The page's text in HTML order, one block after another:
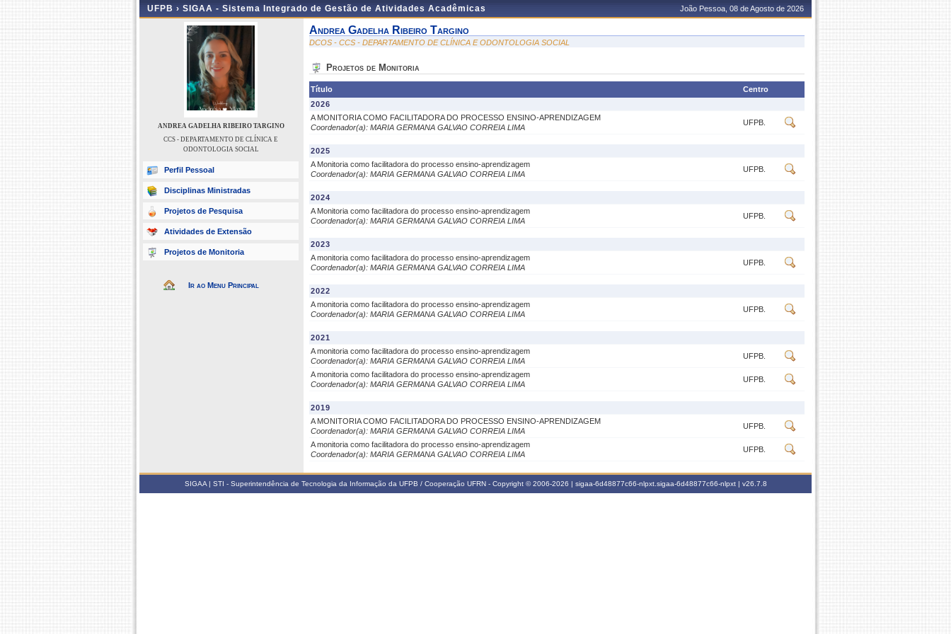
UFPB › SIGAA - Sistema Integrado de Gestão de Atividades Acadêmicas João Pessoa, 08 de Agosto de 2026
ANDREA GADELHA RIBEIRO TARGINO
CCS - DEPARTAMENTO DE CLÍNICA E
ODONTOLOGIA SOCIAL
Perfil Pessoal
Disciplinas Ministradas
Projetos de Pesquisa
Atividades de Extensão
Projetos de Monitoria
Ir ao Menu Principal
Andrea Gadelha Ribeiro Targino
DCOS - CCS - DEPARTAMENTO DE CLÍNICA E ODONTOLOGIA SOCIAL
Projetos de Monitoria
Título
Centro
2026
A MONITORIA COMO FACILITADORA DO PROCESSO ENSINO-APRENDIZAGEM
Coordenador(a): MARIA GERMANA GALVAO CORREIA LIMA
UFPB.
2025
A Monitoria como facilitadora do processo ensino-aprendizagem
Coordenador(a): MARIA GERMANA GALVAO CORREIA LIMA
UFPB.
2024
A Monitoria como facilitadora do processo ensino-aprendizagem
Coordenador(a): MARIA GERMANA GALVAO CORREIA LIMA
UFPB.
2023
A monitoria como facilitadora do processo ensino-aprendizagem
Coordenador(a): MARIA GERMANA GALVAO CORREIA LIMA
UFPB.
2022
A monitoria como facilitadora do processo ensino-aprendizagem
Coordenador(a): MARIA GERMANA GALVAO CORREIA LIMA
UFPB.
2021
A monitoria como facilitadora do processo ensino-aprendizagem
Coordenador(a): MARIA GERMANA GALVAO CORREIA LIMA
UFPB.
A monitoria como facilitadora do processo ensino-aprendizagem
Coordenador(a): MARIA GERMANA GALVAO CORREIA LIMA
UFPB.
2019
A MONITORIA COMO FACILITADORA DO PROCESSO ENSINO-APRENDIZAGEM
Coordenador(a): MARIA GERMANA GALVAO CORREIA LIMA
UFPB.
A monitoria como facilitadora do processo ensino-aprendizagem
Coordenador(a): MARIA GERMANA GALVAO CORREIA LIMA
UFPB.
SIGAA | STI - Superintendência de Tecnologia da Informação da UFPB / Cooperação UFRN - Copyright © 2006-2026 | sigaa-6d48877c66-nlpxt.sigaa-6d48877c66-nlpxt | v26.7.8